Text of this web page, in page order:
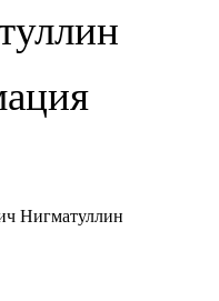
Нигматуллин